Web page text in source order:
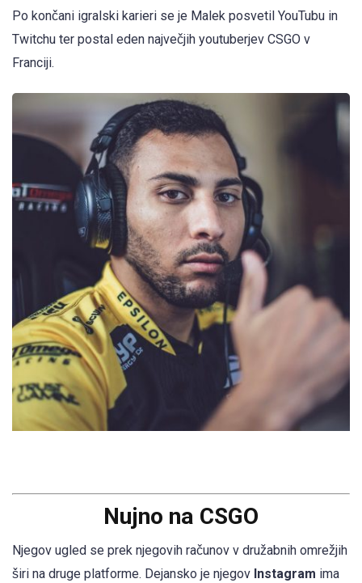
Po končani igralski karieri se je Malek posvetil YouTubu in
Twitchu ter postal eden največjih youtuberjev CSGO v
Franciji.
Nujno na CSGO
Njegov ugled se prek njegovih računov v družabnih omrežjih
širi na druge platforme. Dejansko je njegov Instagram ima